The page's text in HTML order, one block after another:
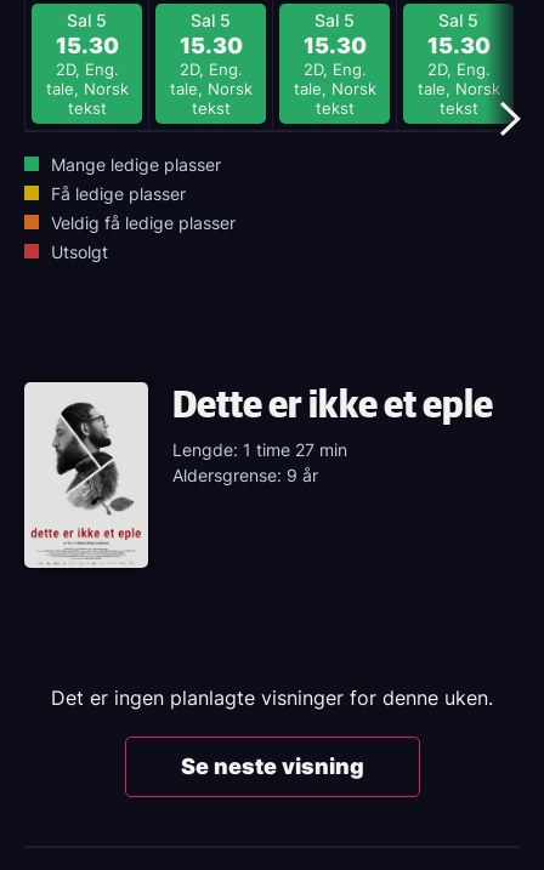
Sal 5
15.30
2D, Eng.
tale, Norsk
tekst
Sal 5
15.30
2D, Eng.
tale, Norsk
tekst
Sal 5
15.30
2D, Eng.
tale, Norsk
tekst
Sal 5
15.30
2D, Eng.
tale, Norsk
tekst
Mange ledige plasser
Få ledige plasser
Veldig få ledige plasser
Utsolgt
Dette er ikke et eple
Lengde: 1 time 27 min
Aldersgrense: 9 år
Det er ingen planlagte visninger for denne uken.
Se neste visning